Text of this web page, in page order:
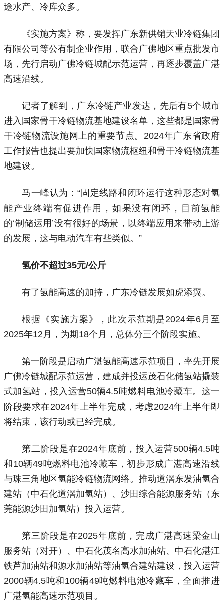
途水产、冷库众多。
《实施方案》称，要发挥广东新供销天业冷链集团
有限公司等公有制企业作用，联合广佛地区重点批发市
场，先行启动广佛冷链城配示范运营，再逐步覆盖广湛
高速沿线。
记者了解到，广东冷链产业发达，先后有5个城市
进入国家骨干冷链物流基地建设名单，这些都是国家骨
干冷链物流设施网上的重要节点。2024年广东省政府
工作报告也提出要加快国家物流枢纽和骨干冷链物流基
地建设。
马一峰认为：“固定线路和闭环运行这种形态对氢
能产业终端有促进作用，如果没有闭环，目前氢能
的‘制储运用’没有很好的场景，以终端应用来带动上游
的发展，这与电动汽车有些类似。”
氢价不超过35元/公斤
有了氢能高速的加持，广东冷链发展如虎添翼。
根据《实施方案》，此次示范期是2024年6月至
2025年12月，为期18个月，总体分三个阶段实施。
第一阶段是启动广湛氢能高速示范项目，率先开展
广佛冷链城配示范运营，建成并投运茂石化储氢站撬装
式加氢站，投入运营50辆4.5吨燃料电池冷藏车。这一
阶段要求在2024年上半年完成，考虑2024年上半年即
将结束，该行动或已经完成。
第二阶段是在2024年底前，投入运营500辆4.5吨
和10辆49吨燃料电池冷藏车，初步形成广湛高速沿线
与珠三角地区氢能冷链物流网络。推动道滘东发油氢合
建站（中石化道滘加氢站）、沙田综合能源服务站（东
莞能源沙田加氢站）投入运营。
第三阶段是在2025年底前，完成广湛高速梁金山
服务站（对开）、中石化茂名高水加油站、中石化湛江
铁芦加油站和源水加油站等油氢合建站建设，投入运营
2000辆4.5吨和100辆49吨燃料电池冷藏车，全面推进
广湛氢能高速示范项目。